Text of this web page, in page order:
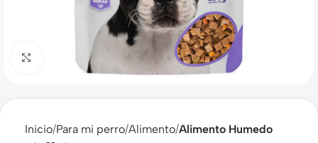
Haga clic para ampliar
Inicio Para mi perro Alimento Alimento Humedo